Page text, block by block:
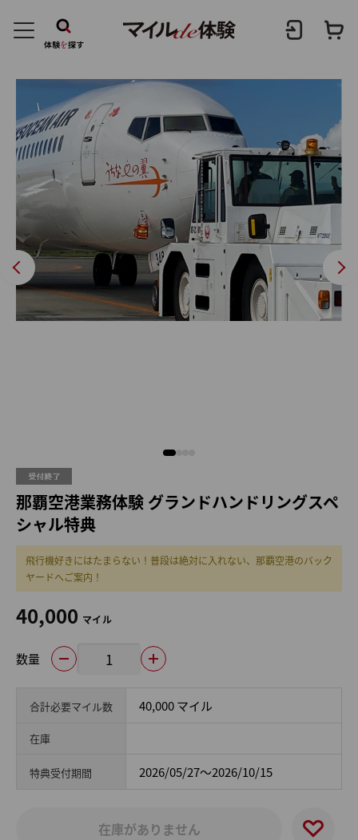
那覇空港業務体験 グランドハンドリングスペ
シャル特典
飛行機好きにはたまらない！普段は絶対に入れない、那覇空港のバック
ヤードへご案内！
40,000 マイル
数量
合計必要マイル数 40,000 マイル
在庫
特典受付期間 2026/05/27～2026/10/15
在庫がありません